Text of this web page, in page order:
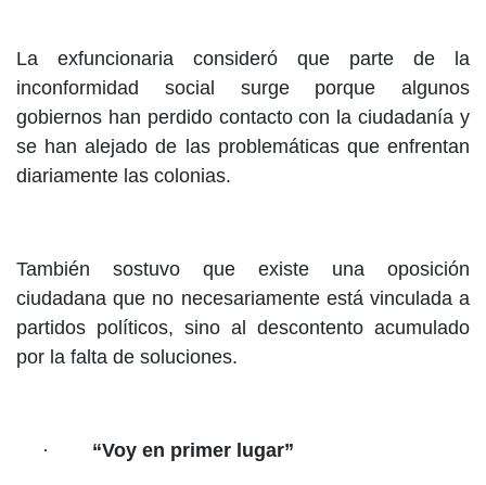
La exfuncionaria consideró que parte de la
inconformidad social surge porque algunos
gobiernos han perdido contacto con la ciudadanía y
se han alejado de las problemáticas que enfrentan
diariamente las colonias.
También sostuvo que existe una oposición
ciudadana que no necesariamente está vinculada a
partidos políticos, sino al descontento acumulado
por la falta de soluciones.
· “Voy en primer lugar”